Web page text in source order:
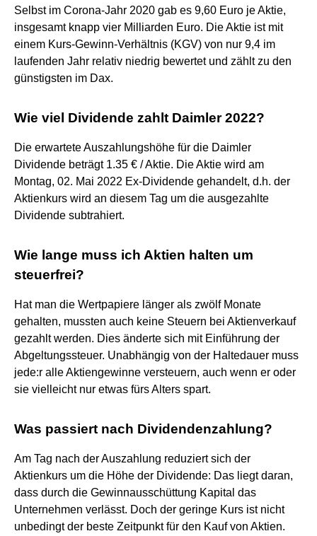
Selbst im Corona-Jahr 2020 gab es 9,60 Euro je Aktie,
insgesamt knapp vier Milliarden Euro. Die Aktie ist mit
einem Kurs-Gewinn-Verhältnis (KGV) von nur 9,4 im
laufenden Jahr relativ niedrig bewertet und zählt zu den
günstigsten im Dax.
Wie viel Dividende zahlt Daimler 2022?
Die erwartete Auszahlungshöhe für die Daimler
Dividende beträgt 1.35 € / Aktie. Die Aktie wird am
Montag, 02. Mai 2022 Ex-Dividende gehandelt, d.h. der
Aktienkurs wird an diesem Tag um die ausgezahlte
Dividende subtrahiert.
Wie lange muss ich Aktien halten um
steuerfrei?
Hat man die Wertpapiere länger als zwölf Monate
gehalten, mussten auch keine Steuern bei Aktienverkauf
gezahlt werden. Dies änderte sich mit Einführung der
Abgeltungssteuer. Unabhängig von der Haltedauer muss
jede:r alle Aktiengewinne versteuern, auch wenn er oder
sie vielleicht nur etwas fürs Alters spart.
Was passiert nach Dividendenzahlung?
Am Tag nach der Auszahlung reduziert sich der
Aktienkurs um die Höhe der Dividende: Das liegt daran,
dass durch die Gewinnausschüttung Kapital das
Unternehmen verlässt. Doch der geringe Kurs ist nicht
unbedingt der beste Zeitpunkt für den Kauf von Aktien.